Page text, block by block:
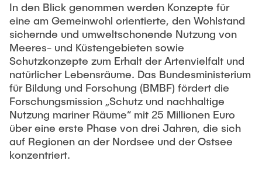
In den Blick genommen werden Konzepte für
eine am Gemeinwohl orientierte, den Wohlstand
sichernde und umweltschonende Nutzung von
Meeres- und Küstengebieten sowie
Schutzkonzepte zum Erhalt der Artenvielfalt und
natürlicher Lebensräume. Das Bundesministerium
für Bildung und Forschung (BMBF) fördert die
Forschungsmission „Schutz und nachhaltige
Nutzung mariner Räume“ mit 25 Millionen Euro
über eine erste Phase von drei Jahren, die sich
auf Regionen an der Nordsee und der Ostsee
konzentriert.